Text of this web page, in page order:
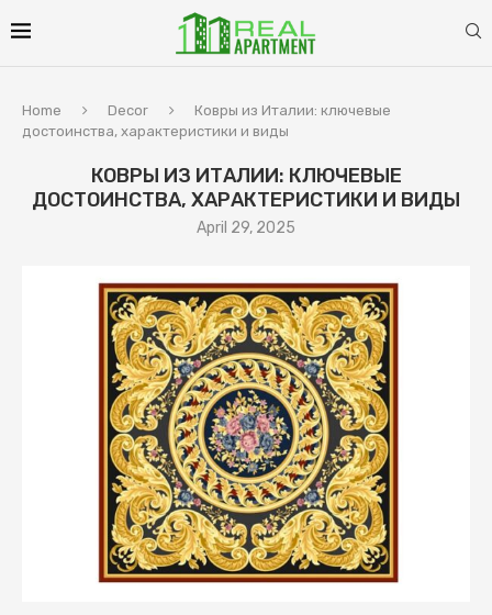
Home Decor
Ковры из Италии: ключевые
достоинства, характеристики и виды
КОВРЫ ИЗ ИТАЛИИ: КЛЮЧЕВЫЕ
ДОСТОИНСТВА, ХАРАКТЕРИСТИКИ И ВИДЫ
April 29, 2025